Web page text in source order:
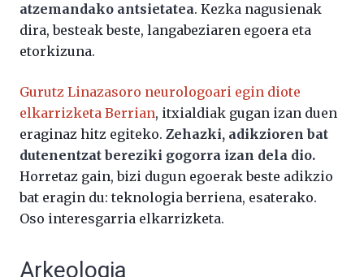
atzemandako antsietatea. Kezka nagusienak
dira, besteak beste, langabeziaren egoera eta
etorkizuna.
Gurutz Linazasoro neurologoari egin diote
elkarrizketa Berrian, itxialdiak gugan izan duen
eraginaz hitz egiteko. Zehazki, adikzioren bat
dutenentzat bereziki gogorra izan dela dio.
Horretaz gain, bizi dugun egoerak beste adikzio
bat eragin du: teknologia berriena, esaterako.
Oso interesgarria elkarrizketa.
Arkeologia